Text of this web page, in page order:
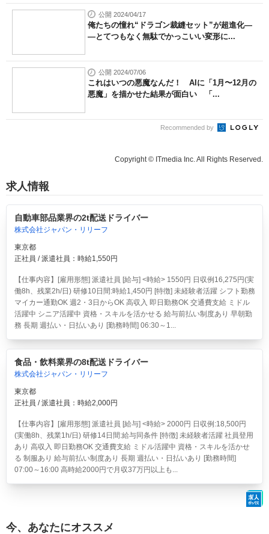
公開 2024/04/17
俺たちの憧れ“ドラゴン裁縫セット”が超進化―
―とてつもなく無駄でかっこいい変形に...
公開 2024/07/06
これはいつの悪魔なんだ！ AIに「1月〜12月の
悪魔」を描かせた結果が面白い 「...
Recommended by
Copyright © ITmedia Inc. All Rights Reserved.
求人情報
自動車部品業界の2t配送ドライバー
株式会社ジャパン・リリーフ
東京都
正社員 / 派遣社員：時給1,550円
【仕事内容】[雇用形態] 派遣社員 [給与] <時給> 1550円 日収例16,275円(実
働8h、残業2h/日) 研修10日間:時給1,450円 [特徴] 未経験者活躍 シフト勤務
マイカー通勤OK 週2・3日からOK 高収入 即日勤務OK 交通費支給 ミドル
活躍中 シニア活躍中 資格・スキルを活かせる 給与前払い制度あり 早朝勤
務 長期 週払い・日払いあり [勤務時間] 06:30～1...
食品・飲料業界の8t配送ドライバー
株式会社ジャパン・リリーフ
東京都
正社員 / 派遣社員：時給2,000円
【仕事内容】[雇用形態] 派遣社員 [給与] <時給> 2000円 日収例:18,500円
(実働8h、残業1h/日) 研修14日間:給与同条件 [特徴] 未経験者活躍 社員登用
あり 高収入 即日勤務OK 交通費支給 ミドル活躍中 資格・スキルを活かせ
る 制服あり 給与前払い制度あり 長期 週払い・日払いあり [勤務時間]
07:00～16:00 高時給2000円で月収37万円以上も...
今、あなたにオススメ